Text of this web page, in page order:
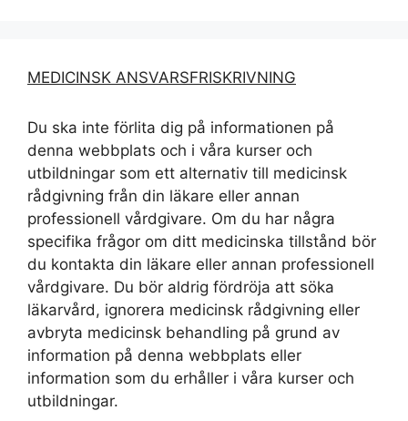
MEDICINSK ANSVARSFRISKRIVNING
Du ska inte förlita dig på informationen på
denna webbplats och i våra kurser och
utbildningar som ett alternativ till medicinsk
rådgivning från din läkare eller annan
professionell vårdgivare. Om du har några
specifika frågor om ditt medicinska tillstånd bör
du kontakta din läkare eller annan professionell
vårdgivare. Du bör aldrig fördröja att söka
läkarvård, ignorera medicinsk rådgivning eller
avbryta medicinsk behandling på grund av
information på denna webbplats eller
information som du erhåller i våra kurser och
utbildningar.